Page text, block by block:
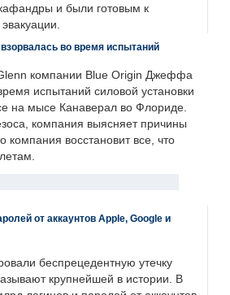
и были готовым к
во время испытаний
компании Blue Origin Джеффа
испытаний силовой установки
на мысе Канаверал во Флориде.
компания выясняет причины
компания восстановит все, что
от аккаунтов Apple, Google и
беспрецедентную утечку
крупнейшей в истории. В